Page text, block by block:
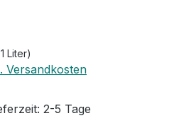
Liter)
Versandkosten
2-5 Tage